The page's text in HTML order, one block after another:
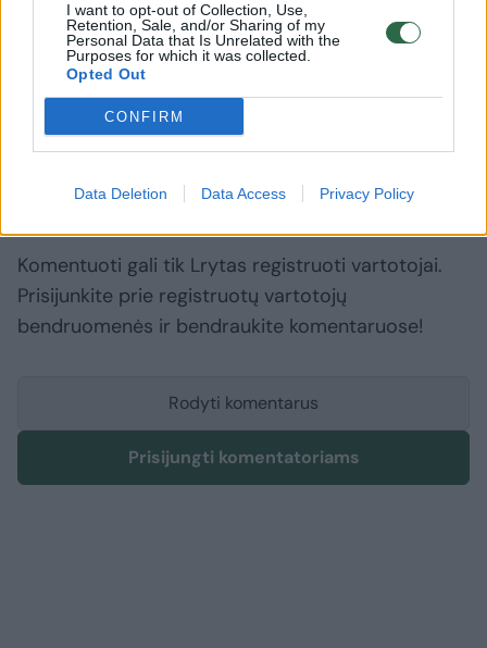
I want to opt-out of Collection, Use,
Retention, Sale, and/or Sharing of my
Personal Data that Is Unrelated with the
Purposes for which it was collected.
Opted Out
CONFIRM
Data Deletion Data Access Privacy Policy
tūkst. karių iš daugiau kaip 40 šalių.
JAV Marokas karinės pratybos
Komentuoti po šiuo straipsniu
Komentuoti gali tik Lrytas registruoti vartotojai.
Prisijunkite prie registruotų vartotojų
bendruomenės ir bendraukite komentaruose!
Rodyti komentarus
Prisijungti komentatoriams